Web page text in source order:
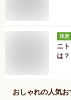
決定
ニ
は？
おしゃれの人気お